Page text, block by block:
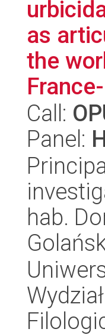
as
the
Call:
Panel:
hab.
Wydział